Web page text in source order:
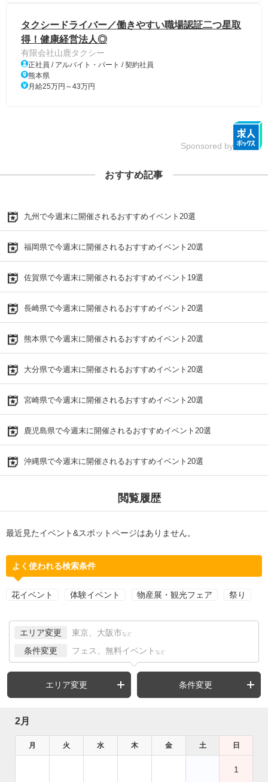
タクシードライバー／働きやすい職場認証二つ星取
得！健康経営法人◎
有限会社山鹿タクシー
正社員 / アルバイト・パート / 契約社員
熊本県
月給25万円～43万円
Sponsored by
おすすめ記事
九州で今週末に開催されるおすすめイベント20選
福岡県で今週末に開催されるおすすめイベント20選
佐賀県で今週末に開催されるおすすめイベント19選
長崎県で今週末に開催されるおすすめイベント20選
熊本県で今週末に開催されるおすすめイベント20選
大分県で今週末に開催されるおすすめイベント20選
宮崎県で今週末に開催されるおすすめイベント20選
鹿児島県で今週末に開催されるおすすめイベント20選
沖縄県で今週末に開催されるおすすめイベント20選
閲覧履歴
最近見たイベント&スポットページはありません。
よく使われる検索条件
花イベント 体験イベント 物産展・観光フェア 祭り
エリア変更 東京、大阪市 など
条件変更 フェス、無料イベント など
エリア変更 条件変更
2月
月 火 水 木 金 土 日
1